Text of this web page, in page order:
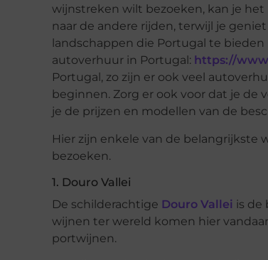
wijnstreken wilt bezoeken, kan je
naar de andere rijden, terwijl je
landschappen die Portugal te
autoverhuur in Portugal: https://
Portugal, zo zijn er ook veel
beginnen. Zorg er ook voor dat je
je de prijzen en modellen van de
Hier zijn enkele van de belangrijkste
bezoeken.
1. Douro Vallei
De schilderachtige Douro Vallei is de
wijnen ter wereld komen hier
portwijnen.